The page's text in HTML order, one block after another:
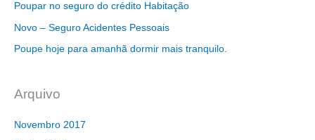
Poupar no seguro do crédito Habitação
Novo – Seguro Acidentes Pessoais
Poupe hoje para amanhã dormir mais tranquilo.
Arquivo
Novembro 2017